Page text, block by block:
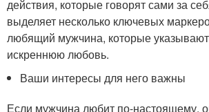
действия, которые говорят сами за
выделяет несколько ключевых
любящий мужчина, которые
искреннюю любовь.
Ваши интересы для него важны
Если мужчина любит по-настоящему,